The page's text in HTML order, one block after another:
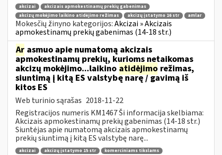
akcizai
akcizais apmokestinamų prekių gabenimas
akcizų mokėjimo laikino atidėjimo režimas
akcizų įstatymo 16 str amlar
Mokesčių žinyno kategorijos:Akcizai » Akcizais
apmokestinamų prekių gabenimas (14-18 str.)
Ar asmuo apie numatomą akcizais
apmokestinamų prekių, kurioms netaikomas
akcizų mokėjimo...laikino atidėjimo režimas,
siuntimą į kitą ES valstybę narę / gavimą iš
kitos ES
Web turinio sąrašas 2018-11-22
Registracijos numeris KM1467 Ši informacija skelbiama:
Akcizais apmokestinamų prekių gabenimas (14-18 str.)
Siuntėjas apie numatomą akcizais apmokestinamų
prekių siuntimą į kitą ES valstybę narę...
akcizai akcizų įstatymo 15 str
komerciniams tikslams